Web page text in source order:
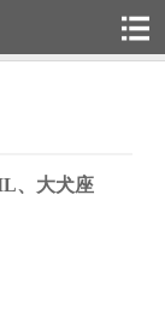
、大犬座